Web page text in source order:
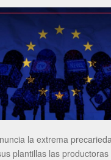
la extrema
plantillas las productoras